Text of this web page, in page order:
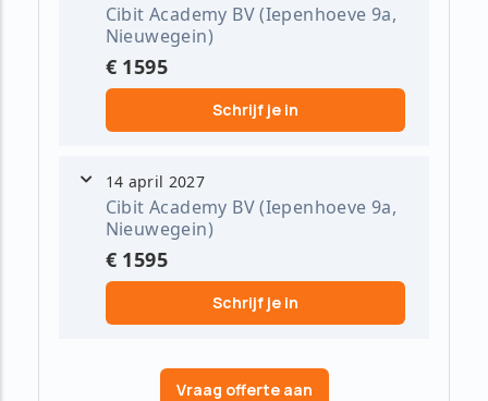
€ 1595
Schrijf je in
Cibit Academy BV (Iepenhoeve 9a,
Nieuwegein)
14 april 2027
€ 1595
Schrijf je in
Cibit Academy BV (Iepenhoeve 9a,
Nieuwegein)
Vraag offerte aan